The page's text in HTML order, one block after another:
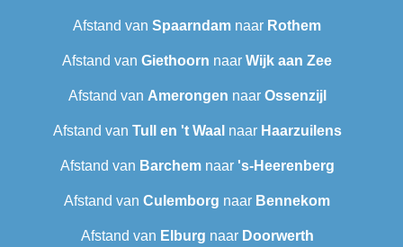
Afstand van Spaarndam naar Rothem
Afstand van Giethoorn naar Wijk aan Zee
Afstand van Amerongen naar Ossenzijl
Afstand van Tull en 't Waal naar Haarzuilens
Afstand van Barchemnaar 's-Heerenberg
Afstand van Culemborg naar Bennekom
Afstand van Elburg naar Doorwerth